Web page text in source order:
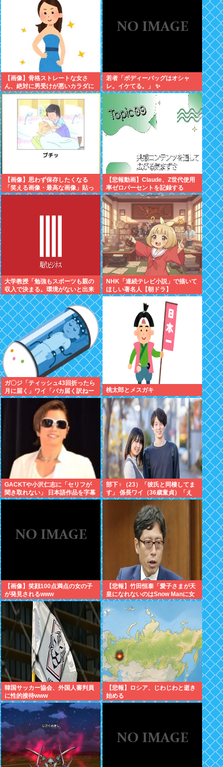
【画像】骨格ストレートな女さ
ん、絶対に男受けが悪いカラダに
なってしまうｗｗｗ
若者「ボディーバッグはオシャ
レ。イケてる。」 ✨
【画像】思わず保存したくなる
「笑える画像・最高な画像」貼っ
ていけwww
【悲報動画】Claude、Z世代使用
率ゼロパーセントを記録する
大学教授「勉強もスポーツも親の
収入で決まる。環境がないと出来
るわけがない」
NHK「連続テレビ小説」で描いて
ほしい著名人【朝ドラ】
ガ〇ジ「ティッシュ43回折ったら
月に届く」ワイ「バカ届く訳ねー
やろ！ｗやってみたろ！ｗ」
桃太郎とメスガキ
GACKTや小沢仁志に「セリフが
聞き取れない」 日本語作品を字幕
で見る人が増えている背景
部下♀（23）「彼氏と同棲してま
す」 係長ワイ（36歳童貞）「え
っ…？」
【画像】笑顔100点満点の女の子
が発見されるwww
【悲報】竹田恒泰「愛子さまが天
皇になれないのはSnow Manに女
がいないのと同じ」X民「養子案
はSnow Manに竹田恒泰が入るよ
うなもの」
韓国サッカー協会、外国人審判員
に性的接待www
【悲報】ロシア、じわじわと逝き
始める